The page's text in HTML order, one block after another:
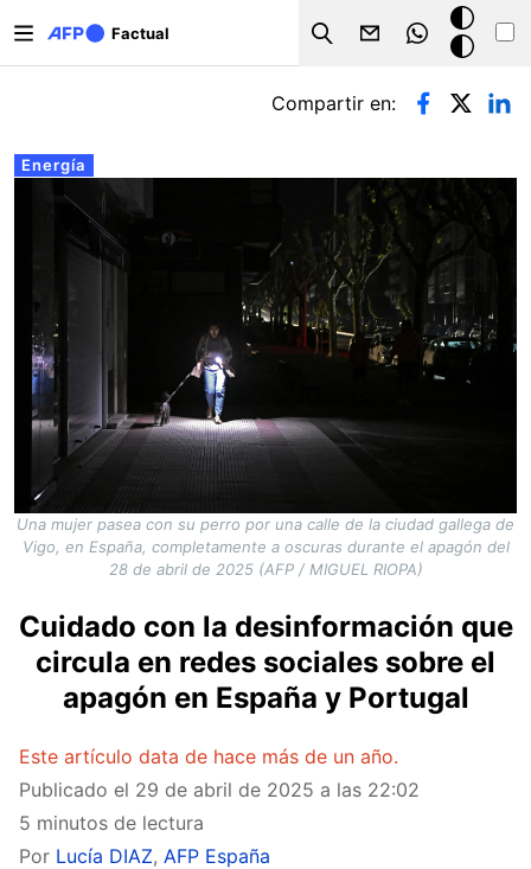
Factual
Search
Modo
oscuro
Solapas principales
Energía
Compartir en:
Una mujer pasea con su perro por una calle de la ciudad gallega de
Vigo, en España, completamente a oscuras durante el apagón del
28 de abril de 2025 (AFP / MIGUEL RIOPA)
Cuidado con la desinformación que
circula en redes sociales sobre el
apagón en España y Portugal
Este artículo data de hace más de un año.
Publicado el 29 de abril de 2025 a las 22:02
5 minutos de lectura
Por Lucía DIAZ, AFP España